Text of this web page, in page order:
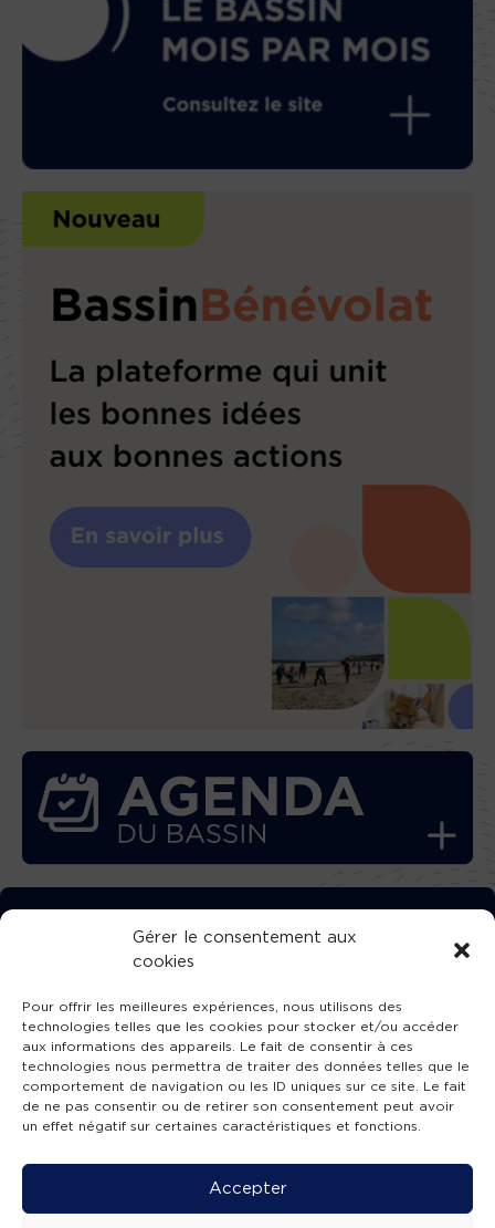
Gérer le consentement aux
cookies
Pour offrir les meilleures expériences, nous utilisons des
technologies telles que les cookies pour stocker et/ou accéder
aux informations des appareils. Le fait de consentir à ces
technologies nous permettra de traiter des données telles que le
comportement de navigation ou les ID uniques sur ce site. Le fait
de ne pas consentir ou de retirer son consentement peut avoir
un effet négatif sur certaines caractéristiques et fonctions.
Accepter
TÉLÉCHARGEZ GRATUITEMENT
L’APPLICATION TVBA !
SUIVEZ-NOUS !
Mentions légales -Accessibilité